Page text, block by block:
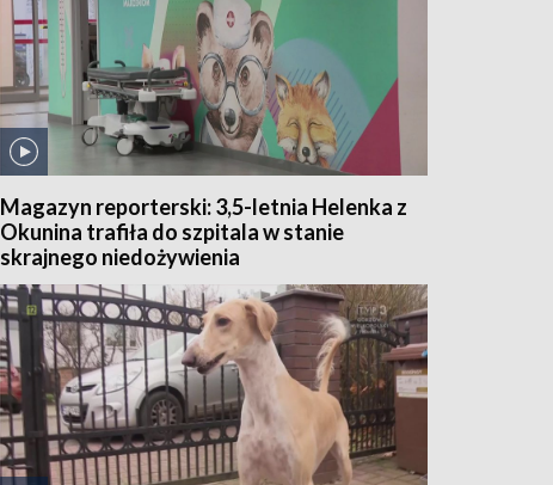
Magazyn reporterski: 3,5-letnia Helenka z
Okunina trafiła do szpitala w stanie
skrajnego niedożywienia